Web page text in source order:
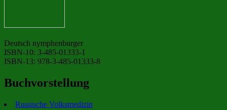
Deutsch nymphenburger
ISBN-10: 3-485-01333-1
ISBN-13: 978-3-485-01333-8
Buchvorstellung
Russische Volksmedizin